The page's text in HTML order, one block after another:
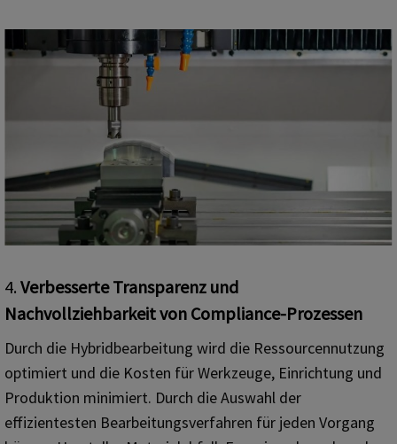
4. Verbesserte Transparenz und
Nachvollziehbarkeit von Compliance-Prozessen
Durch die Hybridbearbeitung wird die Ressourcennutzung
optimiert und die Kosten für Werkzeuge, Einrichtung und
Produktion minimiert. Durch die Auswahl der
effizientesten Bearbeitungsverfahren für jeden Vorgang